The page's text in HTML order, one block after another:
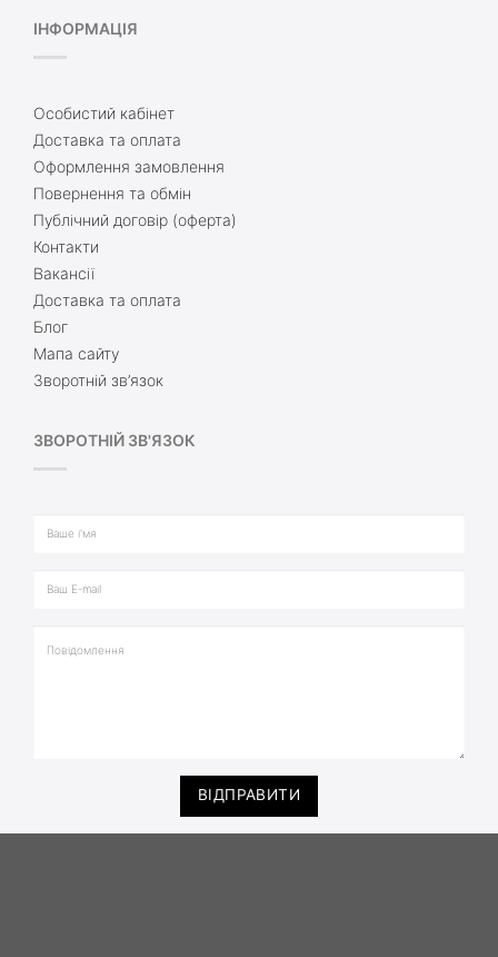
ІНФОРМАЦІЯ
Особистий кабінет
Доставка та оплата
Оформлення замовлення
Повернення та обмін
Публічний договір (оферта)
Контакти
Вакансії
Доставка та оплата
Блог
Мапа сайту
Зворотній зв’язок
ЗВОРОТНІЙ ЗВ'ЯЗОК
ВІДПРАВИТИ